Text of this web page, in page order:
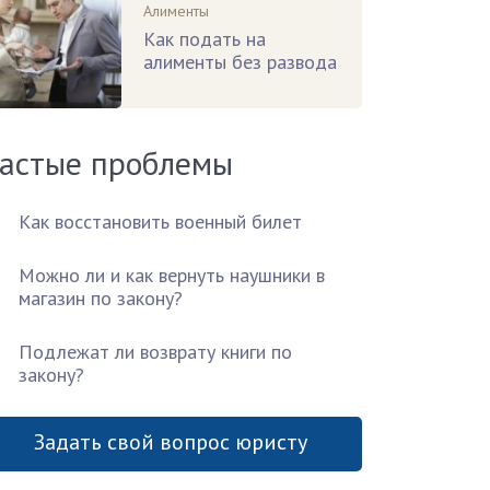
Алименты
Как подать на
алименты без развода
проблемы
Как восстановить военный билет
Можно ли и как вернуть наушники в
магазин по закону?
Подлежат ли возврату книги по
закону?
Задать свой вопрос юристу